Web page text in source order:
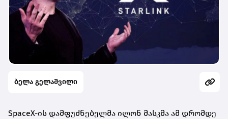
ბელა გელაშვილი
SpaceX-ის დამფუძნებელმა ილონ მასკმა ამ დრომდე